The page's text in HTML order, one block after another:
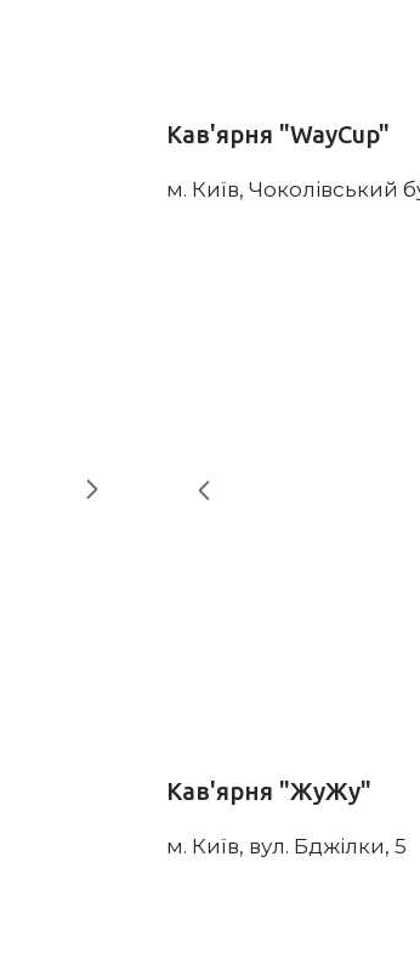
Кав'ярня "WayCup"
м. Київ, Чоколівський
Кав'ярня "ЖуЖу"
м. Київ, вул. Бджілки, 5